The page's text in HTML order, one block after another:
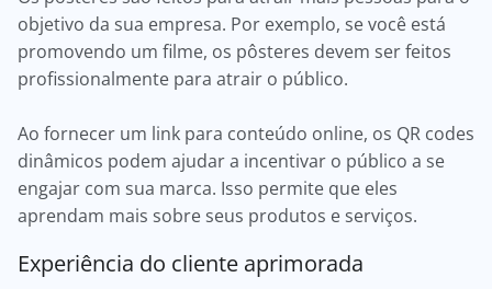
objetivo da sua empresa. Por exemplo, se você está
promovendo um filme, os pôsteres devem ser feitos
profissionalmente para atrair o público.
Ao fornecer um link para conteúdo online, os QR codes
dinâmicos podem ajudar a incentivar o público a se
engajar com sua marca. Isso permite que eles
aprendam mais sobre seus produtos e serviços.
Experiência do cliente aprimorada